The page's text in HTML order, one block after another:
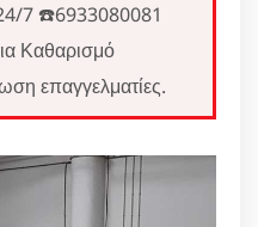
7 ☎️6933080081
Καθαρισμό
επαγγελματίες.